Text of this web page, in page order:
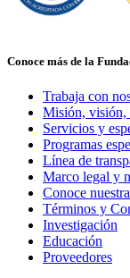
Conoce más de la
Trabaja con
Misión, visión,
Servicios y
Programas
Línea de
Marco legal y
Conoce
Términos y
Investigación
Educación
Proveedores